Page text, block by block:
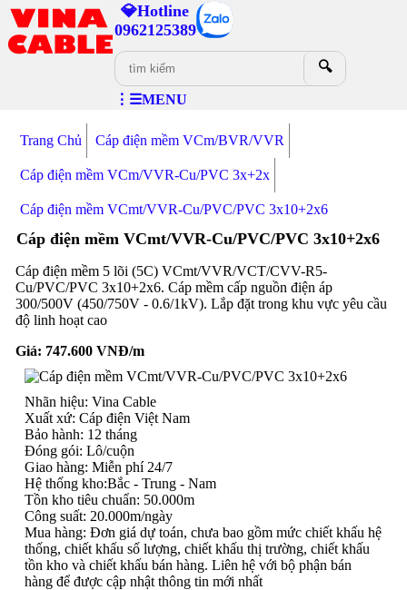
💎Hotline
0962125389
🔍
⋮☰MENU
Trang Chủ Cáp điện mềm VCm/BVR/VVR
Cáp điện mềm VCm/VVR-Cu/PVC 3x+2x
Cáp điện mềm VCmt/VVR-Cu/PVC/PVC 3x10+2x6
Cáp điện mềm VCmt/VVR-Cu/PVC/PVC 3x10+2x6
Cáp điện mềm 5 lõi (5C) VCmt/VVR/VCT/CVV-R5-
Cu/PVC/PVC 3x10+2x6. Cáp mềm cấp nguồn điện áp
300/500V (450/750V - 0.6/1kV). Lắp đặt trong khu vực yêu cầu
độ linh hoạt cao
Giá: 747.600VNĐ/m
Nhãn hiệu: Vina Cable
Xuất xứ: Cáp điện Việt Nam
Bảo hành: 12 tháng
Đóng gói: Lô/cuộn
Giao hàng: Miễn phí 24/7
Hệ thống kho:Bắc - Trung - Nam
Tồn kho tiêu chuẩn: 50.000m
Công suất: 20.000m/ngày
Mua hàng: Đơn giá dự toán, chưa bao gồm mức chiết khấu hệ
thống, chiết khấu số lượng, chiết khấu thị trường, chiết khấu
tồn kho và chiết khấu bán hàng. Liên hệ với bộ phận bán
hàng để được cập nhật thông tin mới nhất